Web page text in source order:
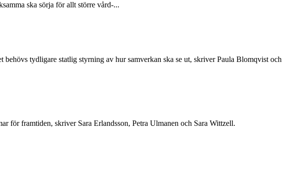
ska sörja för allt större vård-...
tydligare statlig styrning av hur samverkan ska se ut, skriver Paula Blomqvist och
för framtiden, skriver Sara Erlandsson, Petra Ulmanen och Sara Wittzell.